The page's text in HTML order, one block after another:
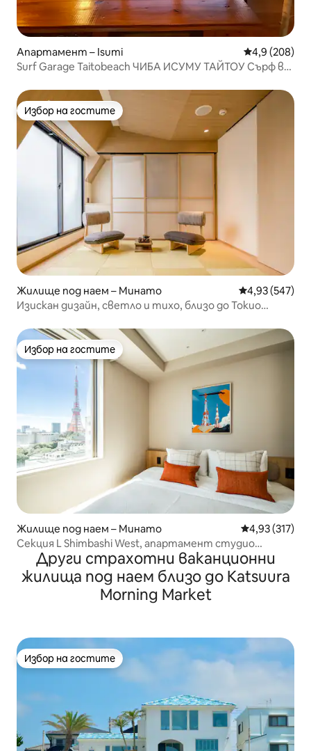
Апартамент – Isumi Средна
4,9 (208)
Surf Garage Taitobeach ЧИБА ИСУМУ ТАЙТОУ Сърф в
Избор на гостите
Избор на гостите
Жилище под наем – Минато Средна
4,93 (547)
Изискан дизайн, светло и тихо, близо до Токио
Избор на гостите
Избор на гостите
Жилище под наем – Минато Средна
4,93 (317)
Секция L Shimbashi West, апартамент студио
Superior.
Други страхотни ваканционни
жилища под наем близо до Katsuura
Morning Market
Избор на гостите
Избор на гостите